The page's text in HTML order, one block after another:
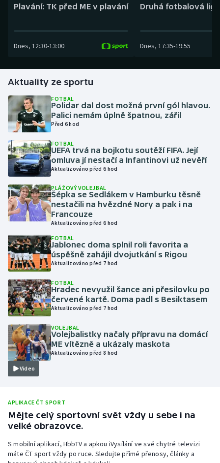
Golf
Gymnastika
Házená
Jezdectví
Judo
Krasobruslení
Lyže a snowboard
Moderní pětiboj
Motorsport
Parasport
Plavání
Ragby
Rychlobruslení
Plavání: TK před ME v plavání
Dnes, 12:30-13:00
Druhá fotbalová
Dnes, 17:35-19:55
Aktuality ze sportu
FOTBAL
Polidar dal dost možná první gól hlavou.
Palici nemám úplně špatnou, zářil
Před 6 hod
FOTBAL
UEFA trvá na bojkotu soutěží FIFA. Její
omluva jí nestačí a Infantinovi už nevěří
Aktualizováno před 6 hod
PLÁŽOVÝ VOLEJBAL
Šépka se Sedlákem v Hamburku těsně
nestačili na hvězdné Nory a pak i na
Francouze
Aktualizováno před 6 hod
FOTBAL
Jablonec doma splnil roli favorita a
úspěšně zahájil dvojutkání s Rigou
Aktualizováno před 7 hod
FOTBAL
Hradec nevyužil šance ani přesilovku po
červené kartě. Doma padl s Besiktasem
Aktualizováno před 7 hod
Video
VOLEJBAL
Volejbalistky načaly přípravu na domácí
ME vítězně a ukázaly maskota
Aktualizováno před 8 hod
APLIKACE ČT SPORT
Mějte celý sportovní svět vždy u sebe i na
velké obrazovce.
S mobilní aplikací, HbbTV a apkou iVysílání ve své chytré televizi
máte ČT sport vždy po ruce. Sledujte přímé přenosy, články a